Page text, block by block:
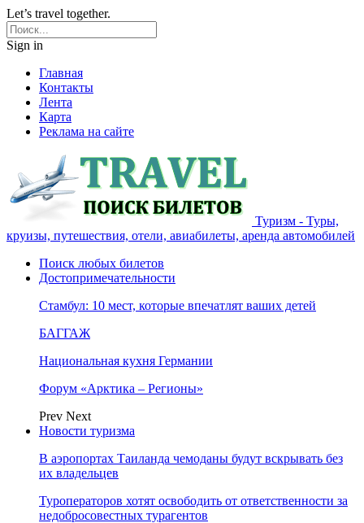
Let’s travel together.
Sign in
Главная
Контакты
Лента
Карта
Реклама на сайте
Туризм - Туры,
круизы, путешествия, отели, авиабилеты, аренда автомобилей
Поиск любых билетов
Достопримечательности
Стамбул: 10 мест, которые впечатлят ваших детей
БАГГАЖ
Национальная кухня Германии
Форум «Арктика – Регионы»
Prev Next
Новости туризма
В аэропортах Таиланда чемоданы будут вскрывать без
их владельцев
Туроператоров хотят освободить от ответственности за
недобросовестных турагентов